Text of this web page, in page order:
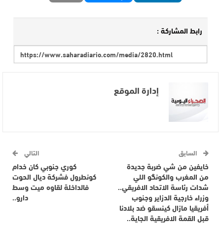
رابط المشاركة :
إدارة الموقع
السابق
خايفين من شي ضربة جديدة
من المغرب والكونگو اللي
شدات رئاسة الاتحاد الافريقي..
وزراء خارجية الدزاير وجنوب
أفريقيا مازال كينسقو ضد بلادنا
قبل القمة الافريقية الجاية..
التالي
كوري جنوبي كان خدام
كونطرول فشركة ديال الحوت
فالداخلة لقاوه ميت وسط
دارو..